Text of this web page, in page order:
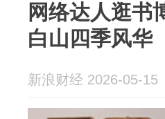
网络达人逛书
白山四季风华
新浪财经 2026-05-15